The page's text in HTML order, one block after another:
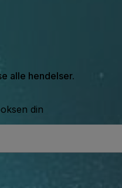
alle hendelser.
din